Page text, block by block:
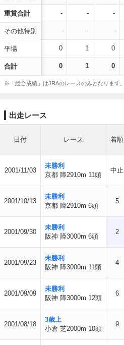
重賞合計
その他特別
平場
合計
- - -
- - -
0 1 0
0 1 0
※「総合成績」はJRAのレースのみとなります。
出走レース
日付 レース 着順
2001/11/03
未勝利
京都 障2910m 11頭
中止
2001/10/13
未勝利
京都 障2910m 6頭
5
2001/09/30
未勝利
阪神 障3000m 6頭
2
2001/09/23
未勝利
阪神 障3000m 11頭
4
2001/09/09
未勝利
阪神 障3000m 12頭
6
2001/08/18
3歳上
小倉 芝2000m 10頭
9